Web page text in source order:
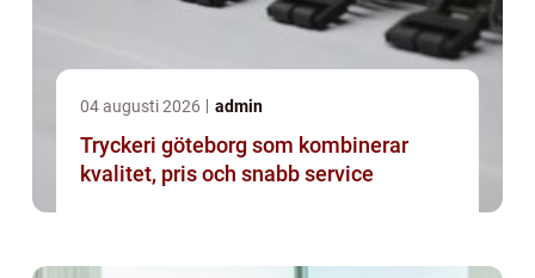
04 augusti 2026 admin
Tryckeri göteborg som kombinerar
kvalitet, pris och snabb service